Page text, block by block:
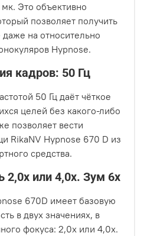
Это объективно
позволяет получить
на относительно
Hypnose.
кадров: 50 Гц
50 Гц даёт чёткое
целей без какого-либо
позволяет вести
RikaNV Hypnose 670 D из
средства.
2,0х или 4,0х. Зум 6х
670D имеет базовую
в двух значениях, в
фокуса: 2,0х или 4,0х.